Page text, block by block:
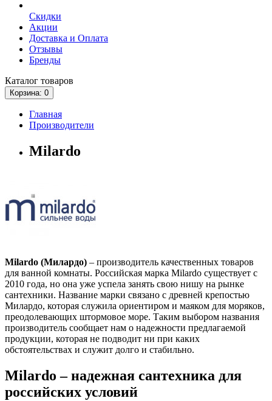
Скидки
Акции
Доставка и Оплата
Отзывы
Бренды
Каталог товаров
Корзина: 0
Главная
Производители
Milardo
Milardo (Милардо) – производитель качественных товаров
для ванной комнаты. Российская марка Milardo существует с
2010 года, но она уже успела занять свою нишу на рынке
сантехники. Название марки связано с древней крепостью
Милардо, которая служила ориентиром и маяком для моряков,
преодолевающих штормовое море. Таким выбором названия
производитель сообщает нам о надежности предлагаемой
продукции, которая не подводит ни при каких
обстоятельствах и служит долго и стабильно.
Milardo – надежная сантехника для
российских условий